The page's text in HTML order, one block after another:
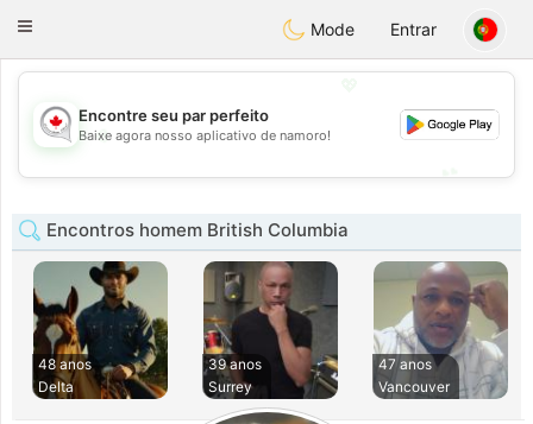
CANADIANchat
Toggle
Mode Entrar
💖
💕
Encontre seu par perfeito
Baixe agora nosso aplicativo de namoro!
Encontros homem British Columbia
48 anos
Delta
39 anos
Surrey
47 anos
Vancouver